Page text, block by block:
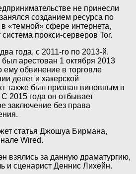
не принесли
созданием ресурса по
в «темной» сфере интернета,
прокси-серверов Tor.
года, с 2011-го по 2013-й.
арестован 1 октября 2013
обвинение в торговле
денег и хакерской
также был признан виновным в
2015 года он отбывает
заключение без права
статья Джошуа Бирмана,
Wired.
взялись за данную драматургию,
и сценарист Деннис Лихейн.